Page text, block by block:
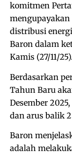
komitmen
mengupayakan
distribusi
Baron dalam
Kamis (27/11/25).
Berdasarkan
Tahun Baru
Desember
dan arus balik
Baron
adalah